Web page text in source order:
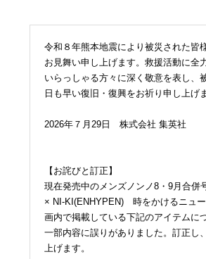
令和８年熊本地震により被災された皆
お見舞い申し上げます。救援活動に全
いらっしゃる方々に深く敬意を表し、
日も早い復旧・復興をお祈り申し上げ
2026年７月29日 株式会社 集英社
【お詫びと訂正】
現在発売中のメンズノンノ8・9月合併
× NI-KI(ENHYPEN) 時をかけるニュ
画内で掲載している下記のアイテムに
一部内容に誤りがありました。訂正し
上げます。